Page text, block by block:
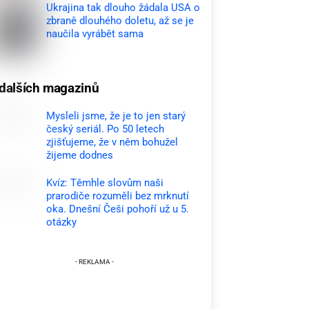
Ukrajina tak dlouho žádala USA o
zbraně dlouhého doletu, až se je
naučila vyrábět sama
magazinů
Mysleli jsme, že je to jen starý
český seriál. Po 50 letech
zjišťujeme, že v něm bohužel
žijeme dodnes
Kvíz: Těmhle slovům naši
prarodiče rozuměli bez mrknutí
oka. Dnešní Češi pohoří už u 5.
otázky